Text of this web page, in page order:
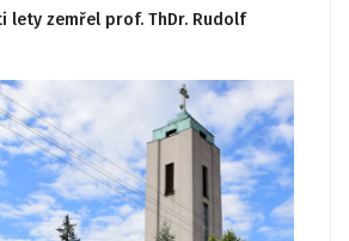
lety zemřel prof. ThDr. Rudolf